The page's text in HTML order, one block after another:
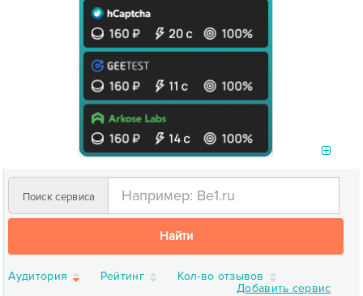
Поиск сервиса
Найти
Аудитория Рейтинг
Кол-во отзывов
Добавить сервис